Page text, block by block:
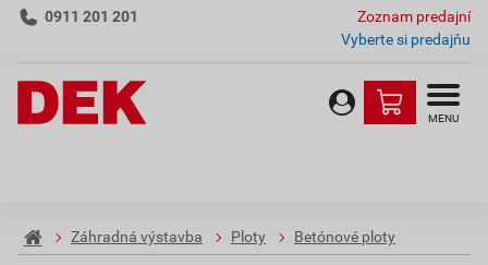
0911 201 201
Zoznam predajní
Vyberte si predajňu
MENU
Záhradná výstavba Ploty Betónové ploty